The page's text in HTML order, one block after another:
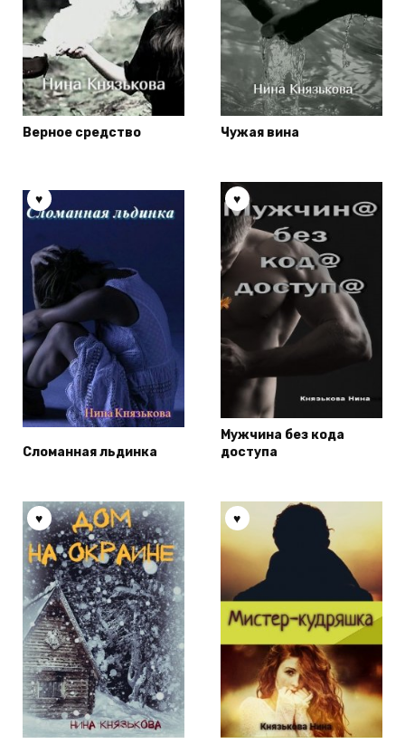
Верное средство Чужая вина
Сломанная льдинка
Мужчина без кода
доступа